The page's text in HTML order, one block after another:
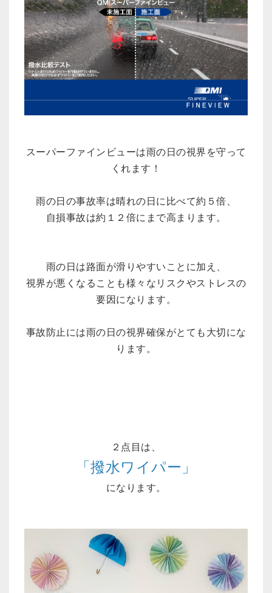
スーパーファインビューは雨の日の視界を守って
くれます！
雨の日の事故率は晴れの日に比べて約５倍、
自損事故は約１２倍にまで高まります。
雨の日は路面が滑りやすいことに加え、
視界が悪くなることも様々なリスクやストレスの
要因になります。
事故防止には雨の日の視界確保がとても大切にな
ります。
２点目は、
「撥水ワイパー」
になります。